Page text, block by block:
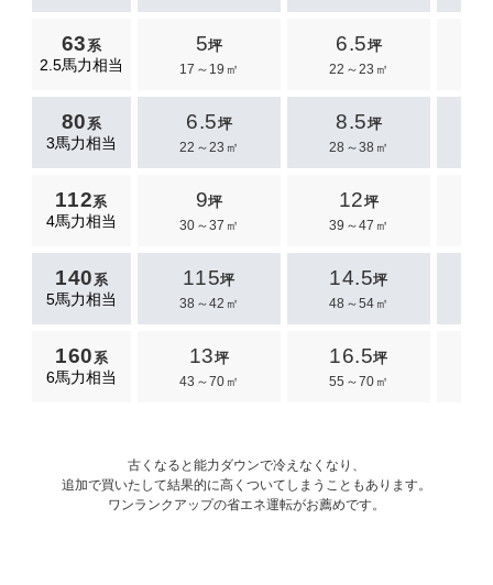
63系
2.5馬力相当
5坪
17～19㎡
6.5坪
22～23㎡
80系
3馬力相当
6.5坪
22～23㎡
8.5坪
28～38㎡
112系
4馬力相当
9坪
30～37㎡
12坪
39～47㎡
140系
5馬力相当
115坪
38～42㎡
14.5坪
48～54㎡
160系
6馬力相当
13坪
43～70㎡
16.5坪
55～70㎡
古くなると能力ダウンで冷えなくなり、
追加で買いたして結果的に高くついてしまうこともあります。
ワンランクアップの省エネ運転がお薦めです。